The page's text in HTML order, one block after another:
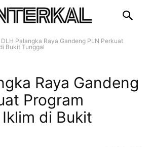
DLH Palangka Raya Gandeng PLN Perkuat
Bukit Tunggal
Raya Gandeng
Program
di Bukit